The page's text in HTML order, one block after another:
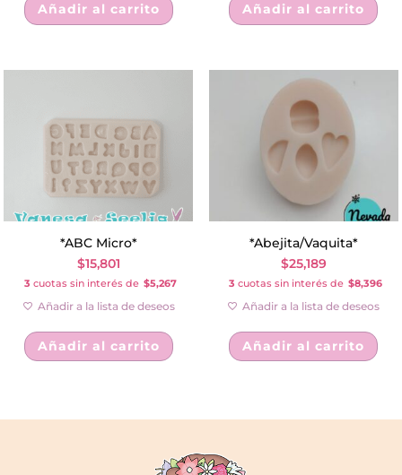
Añadir al carrito Añadir al carrito
*ABC Micro*
$15,801
3 cuotas sin interés de $5,267
Añadir a la lista de deseos
Añadir al carrito
*Abejita/Vaquita*
$25,189
3 cuotas sin interés de $8,396
Añadir a la lista de deseos
Añadir al carrito